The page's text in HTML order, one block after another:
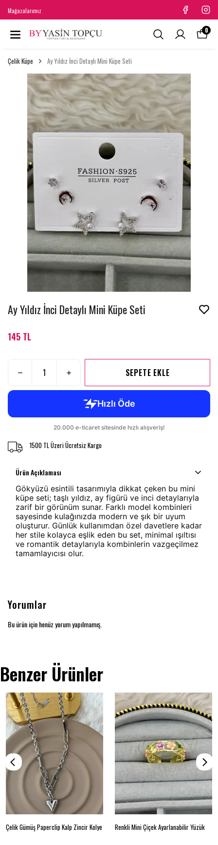
Mağazalarımız
0
Çelik Küpe Ay Yıldız İnci Detaylı Mini Küpe Seti
Ay Yıldız İnci Detaylı Mini Küpe Seti
145 TL
SEPETE EKLE
1500 TL Üzeri Ücretsiz Kargo
Ürün Açıklaması
Gökyüzü esintili tasarımıyla dikkat çeken bu mini
küpe seti; taşlı yıldız, ay figürü ve inci detaylarıyla
zarif bir görünüm sunar. Farklı model kombinleri
sayesinde kulağınızda modern ve şık bir uyum
oluşturur. Günlük kullanımdan özel davetlere kadar
her stile kolayca eşlik eden bu set, minimal ışıltısı
ve romantik detaylarıyla kombinlerin vazgeçilmez
tamamlayıcısı olur.
Yorumlar
Bu ürün için henüz yorum yapılmamış.
Benzer Ürünler
Çelik Gümüş Paperclip Kalp Zincir Kolye Renkli Mini Çiçek Ayarlanabilir Yüzük